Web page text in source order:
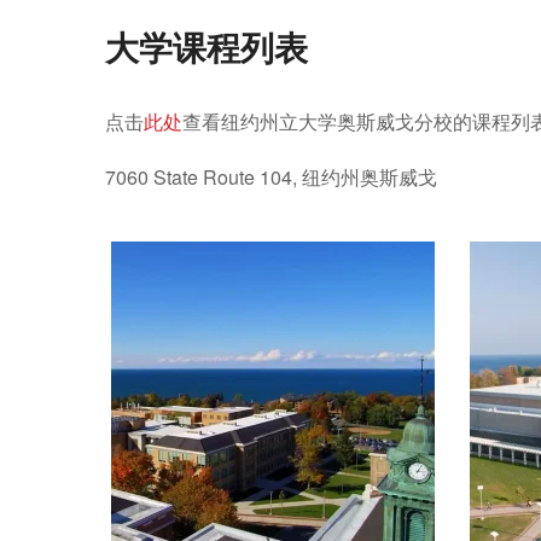
大学课程列表
点击此处查看纽约州立大学奥斯威戈分校的课程列
7060 State Route 104, 纽约州奥斯威戈